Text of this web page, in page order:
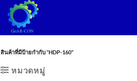
สินค้าที่มีป้ายกำกับ “HDP-160”
หมวดหมู่